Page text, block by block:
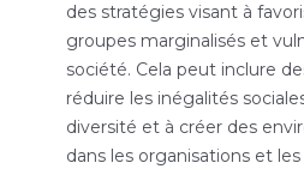
des stratégies visant à
groupes marginalisés et
société. Cela peut inclure
réduire les inégalités
diversité et à créer des
dans les organisations et